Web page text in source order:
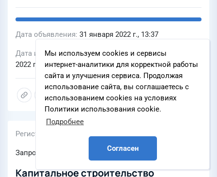
Мы используем cookies и сервисы
интернет-аналитики для корректной работы
сайта и улучшения сервиса. Продолжая
использование сайта, вы соглашаетесь с
использованием cookies на условиях
Политики использования cookie.
Подробнее
Согласен
Дата объявления 31 января 2022 г., 13:37
Дата и время окончания подачи заявок 14 февраля
2022 г., 17:00
Регистрационный номер
Запрос оферт
Капитальное строительство